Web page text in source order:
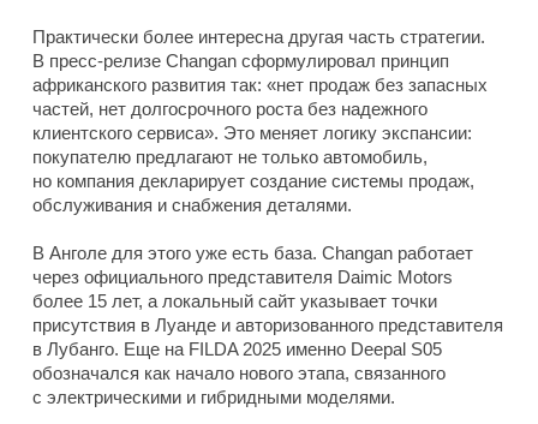
Практически более интересна другая часть стратегии.
В пресс-релизе Changan сформулировал принцип
африканского развития так: «нет продаж без запасных
частей, нет долгосрочного роста без надежного
клиентского сервиса». Это меняет логику экспансии:
покупателю предлагают не только автомобиль,
но компания декларирует создание системы продаж,
обслуживания и снабжения деталями.
В Анголе для этого уже есть база. Changan работает
через официального представителя Daimic Motors
более 15 лет, а локальный сайт указывает точки
присутствия в Луанде и авторизованного представителя
в Лубанго. Еще на FILDA 2025 именно Deepal S05
обозначался как начало нового этапа, связанного
с электрическими и гибридными моделями.